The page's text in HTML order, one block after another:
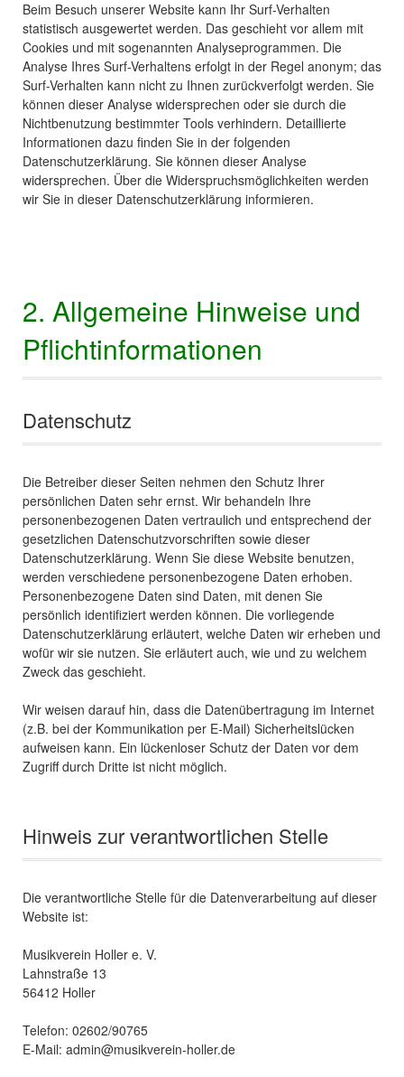
Beim Besuch unserer Website kann Ihr Surf-Verhalten
statistisch ausgewertet werden. Das geschieht vor allem mit
Cookies und mit sogenannten Analyseprogrammen. Die
Analyse Ihres Surf-Verhaltens erfolgt in der Regel anonym; das
Surf-Verhalten kann nicht zu Ihnen zurückverfolgt werden. Sie
können dieser Analyse widersprechen oder sie durch die
Nichtbenutzung bestimmter Tools verhindern. Detaillierte
Informationen dazu finden Sie in der folgenden
Datenschutzerklärung. Sie können dieser Analyse
widersprechen. Über die Widerspruchsmöglichkeiten werden
wir Sie in dieser Datenschutzerklärung informieren.
2. Allgemeine Hinweise und
Pflichtinformationen
Datenschutz
Die Betreiber dieser Seiten nehmen den Schutz Ihrer
persönlichen Daten sehr ernst. Wir behandeln Ihre
personenbezogenen Daten vertraulich und entsprechend der
gesetzlichen Datenschutzvorschriften sowie dieser
Datenschutzerklärung. Wenn Sie diese Website benutzen,
werden verschiedene personenbezogene Daten erhoben.
Personenbezogene Daten sind Daten, mit denen Sie
persönlich identifiziert werden können. Die vorliegende
Datenschutzerklärung erläutert, welche Daten wir erheben und
wofür wir sie nutzen. Sie erläutert auch, wie und zu welchem
Zweck das geschieht.
Wir weisen darauf hin, dass die Datenübertragung im Internet
(z.B. bei der Kommunikation per E-Mail) Sicherheitslücken
aufweisen kann. Ein lückenloser Schutz der Daten vor dem
Zugriff durch Dritte ist nicht möglich.
Hinweis zur verantwortlichen Stelle
Die verantwortliche Stelle für die Datenverarbeitung auf dieser
Website ist:
Musikverein Holler e. V.
Lahnstraße 13
56412 Holler
Telefon: 02602/90765
E-Mail: admin@musikverein-holler.de